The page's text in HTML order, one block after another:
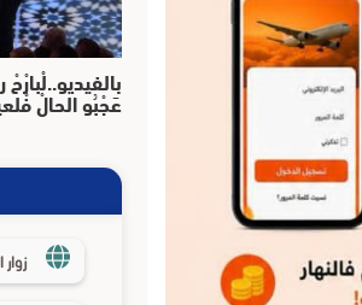
عَجْبُو الحالْ